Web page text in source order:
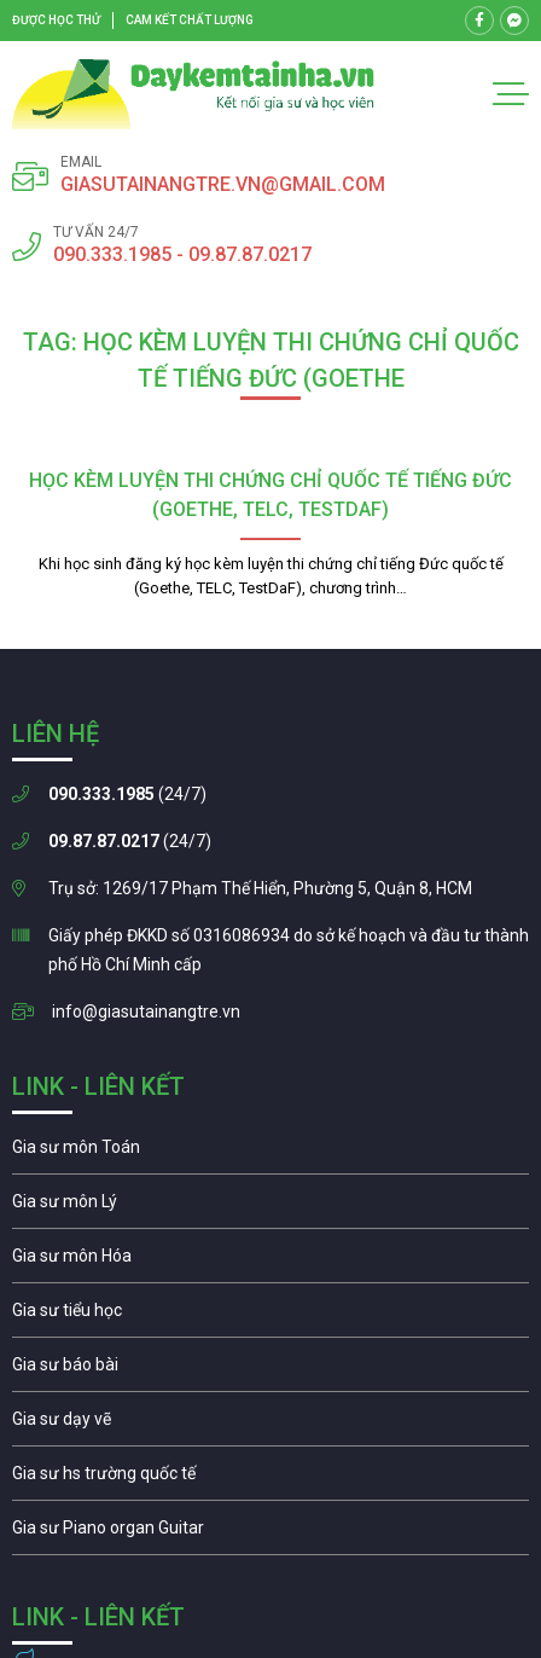
ĐƯỢC HỌC THỬ CAM KẾT CHẤT LƯỢNG
EMAIL
GIASUTAINANGTRE.VN@GMAIL.COM
TƯ VẤN 24/7
090.333.1985 - 09.87.87.0217
TAG: HỌC KÈM LUYỆN THI CHỨNG CHỈ QUỐC
TẾ TIẾNG ĐỨC (GOETHE
HỌC KÈM LUYỆN THI CHỨNG CHỈ QUỐC TẾ TIẾNG ĐỨC
(GOETHE, TELC, TESTDAF)
Khi học sinh đăng ký học kèm luyện thi chứng chỉ tiếng Đức quốc tế
(Goethe, TELC, TestDaF), chương trình…
LIÊN HỆ
090.333.1985 (24/7)
09.87.87.0217(24/7)
Trụ sở: 1269/17 Phạm Thế Hiển, Phường 5, Quận 8, HCM
Giấy phép ĐKKD số 0316086934 do sở kế hoạch và đầu tư thành
phố Hồ Chí Minh cấp
info@giasutainangtre.vn
LINK - LIÊN KẾT
Gia sư môn Toán
Gia sư môn Lý
Gia sư môn Hóa
Gia sư tiểu học
Gia sư báo bài
Gia sư dạy vẽ
Gia sư hs trường quốc tế
Gia sư Piano organ Guitar
LINK - LIÊN KẾT